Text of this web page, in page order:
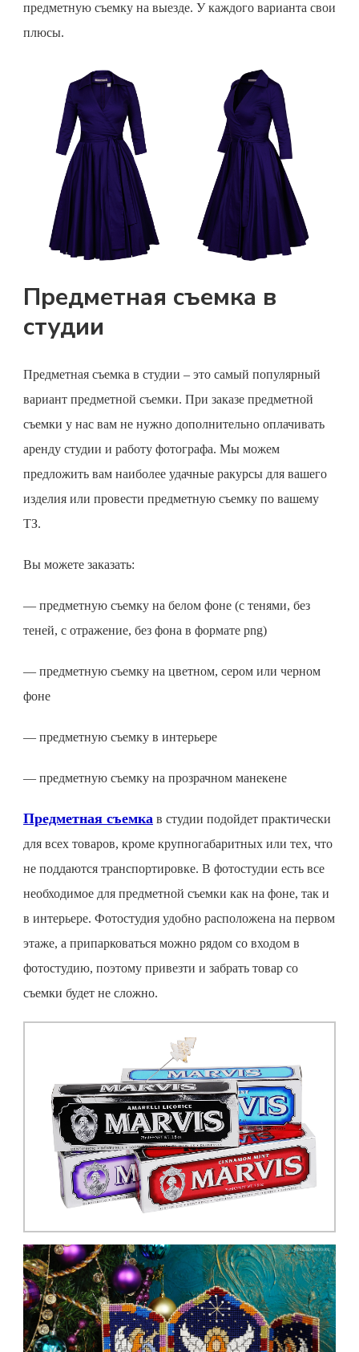
предметную съемку на выезде. У каждого варианта свои
плюсы.
Предметная съемка в
студии
Предметная съемка в студии – это самый популярный
вариант предметной съемки. При заказе предметной
съемки у нас вам не нужно дополнительно оплачивать
аренду студии и работу фотографа. Мы можем
предложить вам наиболее удачные ракурсы для вашего
изделия или провести предметную съемку по вашему
ТЗ.
Вы можете заказать:
— предметную съемку на белом фоне (с тенями, без
теней, с отражение, без фона в формате png)
— предметную съемку на цветном, сером или черном
фоне
— предметную съемку в интерьере
— предметную съемку на прозрачном манекене
Предметная съемка в студии подойдет практически
для всех товаров, кроме крупногабаритных или тех, что
не поддаются транспортировке. В фотостудии есть все
необходимое для предметной съемки как на фоне, так и
в интерьере. Фотостудия удобно расположена на первом
этаже, а припарковаться можно рядом со входом в
фотостудию, поэтому привезти и забрать товар со
съемки будет не сложно.